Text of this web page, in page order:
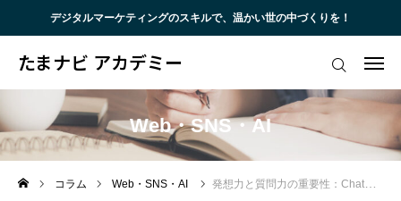
デジタルマーケティングのスキルで、温かい世の中づくりを！
たまナビ アカデミー
Web・SNS・AI
コラム Web・SNS・AI 発想力と質問力の重要性：ChatGPTを使う前に身につけるべきスキル
たまナビ アカデミー
トップ
代表挨拶